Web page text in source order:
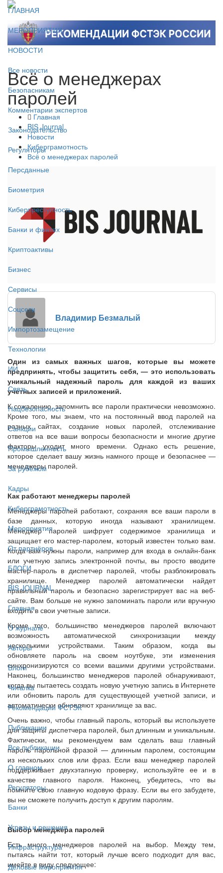
ГЛАВНАЯ
МЕРОПРИЯТИЯ
НОВОСТИ
Все новости
Безопасникам
Комментарии экспертов
Законодательство
Регуляторы
Персданные
Биометрия
Киберпреступность
Банки и финтех
Криптоактивы
Бизнес
Сервисы
Соцсети
Импортозамещение
Технологии
ИИ
Связь
Нацбезопасность
Санкции
Промышленность
За рубежом
Кадры
Киберграмотность
Мероприятия
От партнёров
БЛОГИ
BIS JOURNAL
Главная
О журнале
Авторы
Блоги
Читалка
Рекомендации ФСТЭК
Публикации
Все публикации
О главном
Регуляторы
Банки
Угрозы и решения
Инфраструктура
Деловые мероприятия
Всё о менеджерах
паролей
Главная
BIS Journal
Новости
Киберграмотность
Всё о менеджерах паролей
Владимир Безмалый
Один из самых важных шагов, которые вы можете
предпринять, чтобы защитить себя, — это использовать
уникальный надежный пароль для каждой из ваших
учетных записей и приложений.
К сожалению, запомнить все пароли практически невозможно.
Кроме того, мы знаем, что на постоянный ввод паролей на
разных сайтах, создание новых паролей, отслеживание
ответов на все ваши вопросы безопасности и многие другие
факторы уходит много времени. Однако есть решение,
которое сделает вашу жизнь намного проще и безопаснее —
менеджеры паролей.
Как работают менеджеры паролей
Менеджеры паролей работают, сохраняя все ваши пароли в
базе данных, которую иногда называют хранилищем.
Менеджер паролей шифрует содержимое хранилища и
защищает его мастер-паролем, который известен только вам.
Когда вам нужны пароли, например для входа в онлайн-банк
или учетную запись электронной почты, вы просто вводите
мастер-пароль в диспетчер паролей, чтобы разблокировать
хранилище. Менеджер паролей автоматически найдет
правильный пароль и безопасно зарегистрирует вас на веб-
сайте. Вам больше не нужно запоминать пароли или вручную
входить в свои учетные записи.
Кроме того, большинство менеджеров паролей включают
возможность автоматической синхронизации между
несколькими устройствами. Таким образом, когда вы
обновляете пароль на своем ноутбуке, эти изменения
синхронизируются со всеми вашими другими устройствами.
Наконец, большинство менеджеров паролей обнаруживают,
когда вы пытаетесь создать новую учетную запись в Интернете
или обновить пароль для существующей учетной записи, и
автоматически обновляют хранилище за вас.
Очень важно, чтобы главный пароль, который вы используете
для защиты диспетчера паролей, был длинным и уникальным.
Фактически, мы рекомендуем вам сделать ваш главный
пароль парольной фразой — длинным паролем, состоящим
из нескольких слов или фраз. Если ваш менеджер паролей
поддерживает двухэтапную проверку, используйте ее и в
качестве главного пароля. Наконец, убедитесь, что вы
помните свою главную кодовую фразу. Если вы его забудете,
вы не сможете получить доступ к другим паролям.
Выбор менеджера паролей
Есть много менеджеров паролей на выбор. Между тем,
пытаясь найти тот, который лучше всего подходит для вас,
имейте в виду следующее: